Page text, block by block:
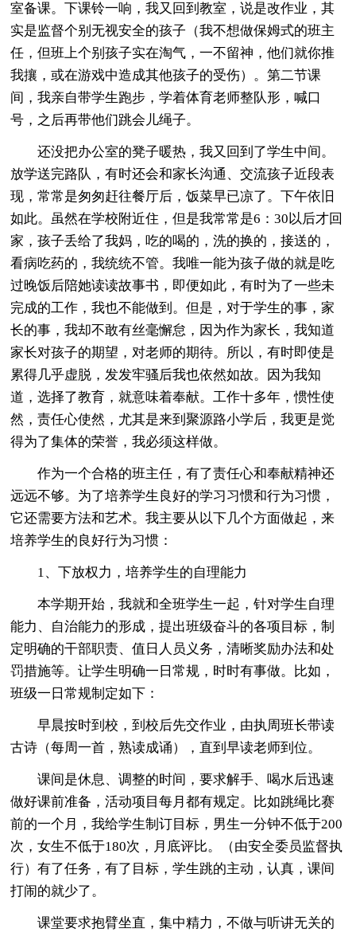
室备课。下课铃一响，我又回到教室，说是改作业，其
实是监督个别无视安全的孩子（我不想做保姆式的班主
任，但班上个别孩子实在淘气，一不留神，他们就你推
我攘，或在游戏中造成其他孩子的受伤）。第二节课
间，我亲自带学生跑步，学着体育老师整队形，喊口
号，之后再带他们跳会儿绳子。
还没把办公室的凳子暖热，我又回到了学生中间。
放学送完路队，有时还会和家长沟通、交流孩子近段表
现，常常是匆匆赶往餐厅后，饭菜早已凉了。下午依旧
如此。虽然在学校附近住，但是我常常是6：30以后才回
家，孩子丢给了我妈，吃的喝的，洗的换的，接送的，
看病吃药的，我统统不管。我唯一能为孩子做的就是吃
过晚饭后陪她读读故事书，即便如此，有时为了一些未
完成的工作，我也不能做到。但是，对于学生的事，家
长的事，我却不敢有丝毫懈怠，因为作为家长，我知道
家长对孩子的期望，对老师的期待。所以，有时即使是
累得几乎虚脱，发发牢骚后我也依然如故。因为我知
道，选择了教育，就意味着奉献。工作十多年，惯性使
然，责任心使然，尤其是来到聚源路小学后，我更是觉
得为了集体的荣誉，我必须这样做。
作为一个合格的班主任，有了责任心和奉献精神还
远远不够。为了培养学生良好的学习习惯和行为习惯，
它还需要方法和艺术。我主要从以下几个方面做起，来
培养学生的良好行为习惯：
1、下放权力，培养学生的自理能力
本学期开始，我就和全班学生一起，针对学生自理
能力、自治能力的形成，提出班级奋斗的各项目标，制
定明确的干部职责、值日人员义务，清晰奖励办法和处
罚措施等。让学生明确一日常规，时时有事做。比如，
班级一日常规制定如下：
早晨按时到校，到校后先交作业，由执周班长带读
古诗（每周一首，熟读成诵），直到早读老师到位。
课间是休息、调整的时间，要求解手、喝水后迅速
做好课前准备，活动项目每月都有规定。比如跳绳比赛
前的一个月，我给学生制订目标，男生一分钟不低于200
次，女生不低于180次，月底评比。（由安全委员监督执
行）有了任务，有了目标，学生跳的主动，认真，课间
打闹的就少了。
课堂要求抱臂坐直，集中精力，不做与听讲无关的